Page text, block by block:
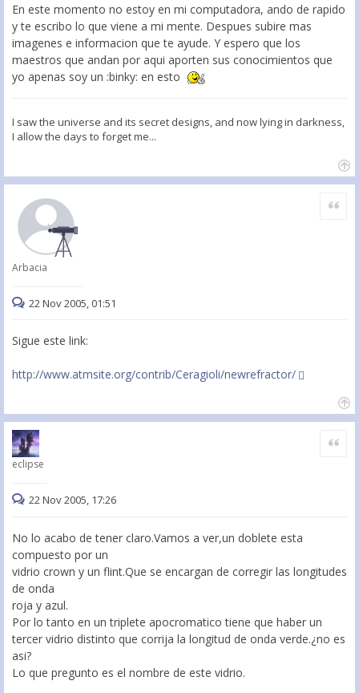
En este momento no estoy en mi computadora, ando de rapido
y te escribo lo que viene a mi mente. Despues subire mas
imagenes e informacion que te ayude. Y espero que los
maestros que andan por aqui aporten sus conocimientos que
yo apenas soy un :binky: en esto
I saw the universe and its secret designs, and now lying in darkness,
I allow the days to forget me...
Arbacia
Citar
22 Nov 2005, 01:51
Sigue este link:
http://www.atmsite.org/contrib/Ceragioli/newrefractor/
eclipse
Citar
22 Nov 2005, 17:26
No lo acabo de tener claro.Vamos a ver,un doblete esta
compuesto por un
vidrio crown y un flint.Que se encargan de corregir las longitudes
de onda
roja y azul.
Por lo tanto en un triplete apocromatico tiene que haber un
tercer vidrio distinto que corrija la longitud de onda verde.¿no es
asi?
Lo que pregunto es el nombre de este vidrio.